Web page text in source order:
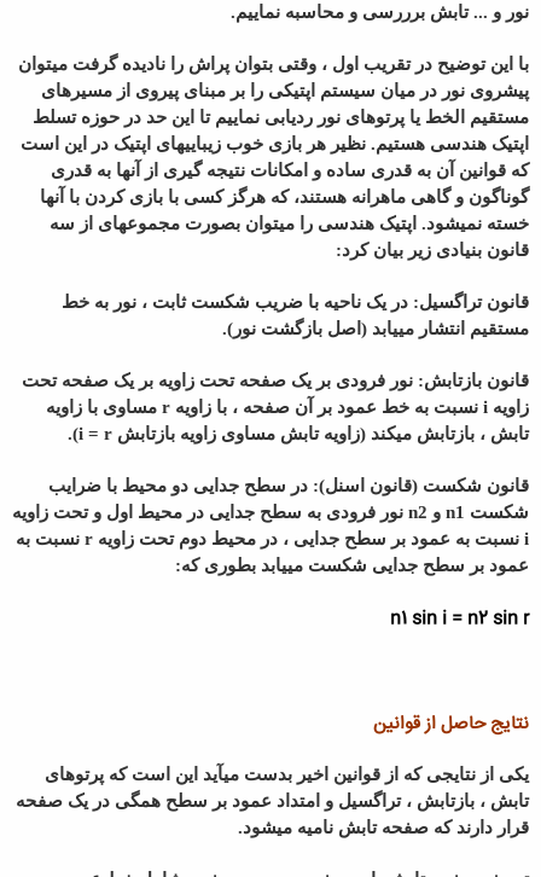
نور و ... تابش برررسی و محاسبه نماییم.
با این توضیح در تقریب اول ، وقتی بتوان پراش را نادیده گرفت میتوان
پیشروی نور در میان سیستم اپتیکی را بر مبنای پیروی از مسیرهای
مستقیم الخط یا پرتوهای نور ردیابی نماییم تا این حد در حوزه تسلط
اپتیک هندسی هستیم. نظیر هر بازی خوب زیباییهای اپتیک در این است
که قوانین آن به قدری ساده و امکانات نتیجه گیری از آنها به قدری
گوناگون و گاهی ماهرانه هستند، که هرگز کسی با بازی کردن با آنها
خسته نمیشود. اپتیک هندسی را میتوان بصورت مجموعهای از سه
قانون بنیادی زیر بیان کرد:
قانون تراگسیل: در یک ناحیه با ضریب شکست ثابت ، نور به خط
مستقیم انتشار مییابد (اصل بازگشت نور).
قانون بازتابش: نور فرودی بر یک صفحه تحت زاویه بر یک صفحه تحت
زاویه i نسبت به خط عمود بر آن صفحه ، با زاویه r مساوی با زاویه
تابش ، بازتابش میکند (زاویه تابش مساوی زاویه بازتابش i = r).
قانون شکست (قانون اسنل): در سطح جدایی دو محیط با ضرایب
شکست n1 و n2 نور فرودی به سطح جدایی در محیط اول و تحت زاویه
i نسبت به عمود بر سطح جدایی ، در محیط دوم تحت زاویه r نسبت به
عمود بر سطح جدایی شکست مییابد بطوری که:
n1 sin i = n2 sin r
نتایج حاصل از قوانین
یکی از نتایجی که از قوانین اخیر بدست میآید این است که پرتوهای
تابش ، بازتابش ، تراگسیل و امتداد عمود بر سطح همگی در یک صفحه
قرار دارند که صفحه تابش نامیه میشود.